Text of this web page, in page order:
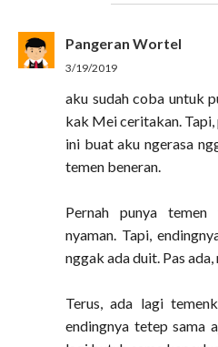
Pangeran Wortel
3/19/2019
aku sudah coba untuk
kak Mei ceritakan.
ini buat aku ngerasa
temen beneran.
Pernah punya
nyaman. Tapi,
nggak ada duit. Pas
Terus, ada lagi
endingnya tetep sama